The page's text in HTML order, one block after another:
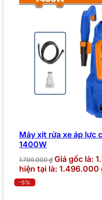
Máy xịt rửa xe áp lực
1400W
1.700.000₫ Giá gốc là:
hiện tại là: 1.496.000
-5%